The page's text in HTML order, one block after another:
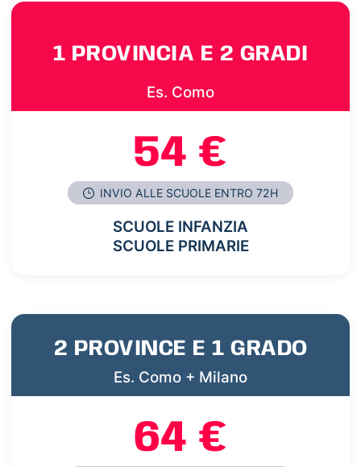
1 PROVINCIA E 2 GRADI
Es. Como
54 €
INVIO ALLE SCUOLE ENTRO 72H
SCUOLE INFANZIA
SCUOLE PRIMARIE
2 PROVINCE E 1 GRADO
Es. Como + Milano
64 €